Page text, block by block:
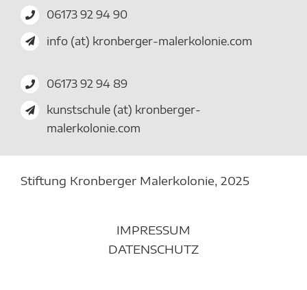
06173 92 94 90
info (at) kronberger-malerkolonie.com
06173 92 94 89
kunstschule (at) kronberger-
malerkolonie.com
Stiftung Kronberger Malerkolonie, 2025
IMPRESSUM
DATENSCHUTZ